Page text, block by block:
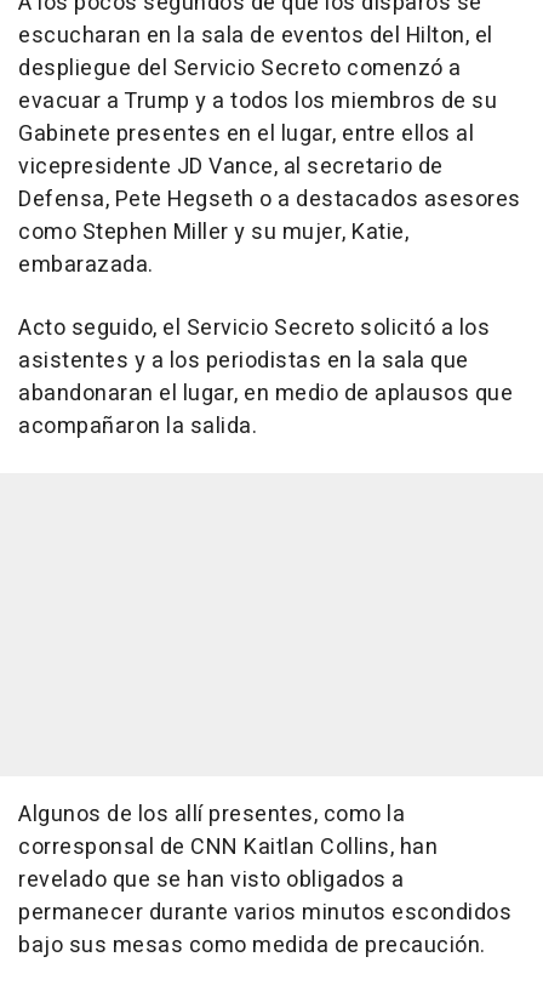
escucharan en la sala de eventos del Hilton, el
despliegue del Servicio Secreto comenzó a
evacuar a Trump y a todos los miembros de su
Gabinete presentes en el lugar, entre ellos al
vicepresidente JD Vance, al secretario de
Defensa, Pete Hegseth o a destacados asesores
como Stephen Miller y su mujer, Katie,
embarazada.
Acto seguido, el Servicio Secreto solicitó a los
asistentes y a los periodistas en la sala que
abandonaran el lugar, en medio de aplausos que
acompañaron la salida.
Algunos de los allí presentes, como la
corresponsal de CNN Kaitlan Collins, han
revelado que se han visto obligados a
permanecer durante varios minutos escondidos
bajo sus mesas como medida de precaución.